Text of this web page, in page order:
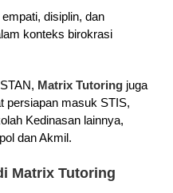
disiplin, dan
konteks birokrasi
Matrix Tutoringjuga
persiapan masuk STIS,
Kedinasan lainnya,
dan Akmil.
Matrix Tutoring